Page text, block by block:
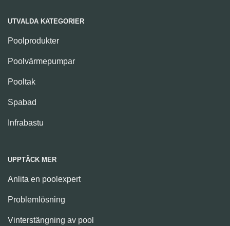
UTVALDA KATEGORIER
Poolprodukter
Poolvärmepumpar
Pooltak
Spabad
Infrabastu
UPPTÄCK MER
Anlita en poolexpert
Problemlösning
Vinterstängning av pool